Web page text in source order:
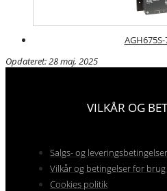
Opdateret: 28 maj, 2025
VILKÅR OG
Salgs- og leveringsbetingelser
Vilkår og betingelser for
Cookies politik